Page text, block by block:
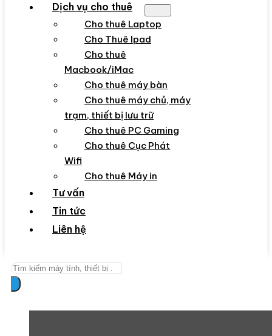
Dịch vụ cho thuê
Cho thuê Laptop
Cho Thuê Ipad
Cho thuê
Macbook/iMac
Cho thuê máy bàn
Cho thuê máy chủ, máy
trạm, thiết bị lưu trữ
Cho thuê PC Gaming
Cho thuê Cục Phát
Wifi
Cho thuê Máy in
Tư vấn
Tin tức
Liên hệ
Search
...